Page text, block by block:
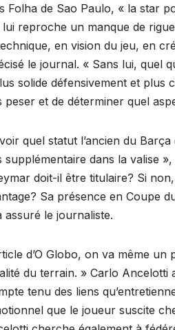
Folha de Sao Paulo, « la star
reproche un manque de
en vision du jeu, en
le journal. « Sans lui, quel
solide défensivement et plus
peser et de déterminer quel
quel statut l’ancien du
supplémentaire dans la valise
doit-il être titulaire? Si
Sa présence en Coupe
assuré le journaliste.
d’O Globo, on va même
du terrain. » Carlo
tenu des liens
que le joueur suscite